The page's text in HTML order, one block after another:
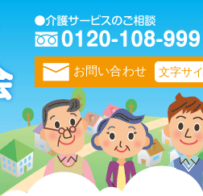
トップページ
お問い合わせ 文字サ